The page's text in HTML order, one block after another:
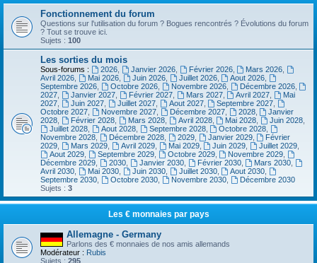
h
Fonctionnement du forum
Questions sur l'utilisation du forum ? Bogues rencontrés ? Évolutions du forum
? Tout se trouve ici.
Sujets : 100
Les sorties du mois
Sous-forums : 2026, Janvier 2026, Février 2026, Mars 2026
Avril 2026
Mai 2026, Juin 2026, Juillet 2026, Aout 2026
Septembre 2026
Octobre 2026, Novembre 2026, Décembre 2026,
2027
Janvier 2027, Février 2027, Mars 2027, Avril 2027
Mai
2027
Juin 2027, Juillet 2027, Aout 2027, Septembre 2027
Octobre 2027
Novembre 2027, Décembre 2027, 2028,
Janvier
2028
Février 2028, Mars 2028, Avril 2028, Mai 2028 Juin 2028
Juillet 2028, Aout 2028, Septembre 2028, Octobre 2028
Novembre 2028
Décembre 2028, 2029, Janvier 2029,
Février
2029
Mars 2029, Avril 2029, Mai 2029, Juin 2029 Juillet 2029
Aout 2029, Septembre 2029, Octobre 2029, Novembre 2029
Décembre 2029
2030, Janvier 2030, Février 2030, Mars 2030
Avril 2030
Mai 2030, Juin 2030, Juillet 2030, Aout 2030
Septembre 2030
Octobre 2030, Novembre 2030,
Décembre 2030
Sujets : 3
Les € monnaies par pays
Allemagne - Germany
Parlons des € monnaies de nos amis allemands
Modérateur : Rubis
Sujets : 295